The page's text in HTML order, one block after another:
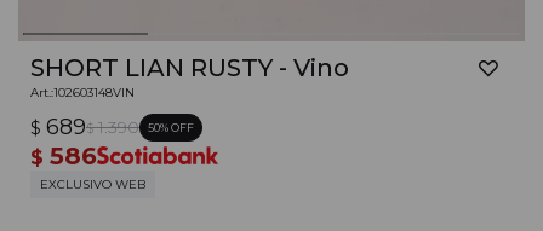
SHORT LIAN RUSTY - Vino
102603148VIN
$ 689$ 1.390 50
$ 586
EXCLUSIVO WEB